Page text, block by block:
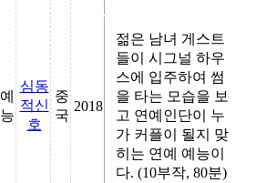
예
능
심동
적신
호
중
국
2018
젊은 남녀 게스트
들이 시그널 하우
스에 입주하여 썸
을 타는 모습을 보
고 연예인단이 누
가 커플이 될지 맞
히는 연예 예능이
다. (10부작, 80분)